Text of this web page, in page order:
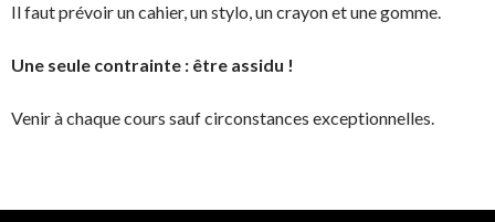
Il faut prévoir un cahier, un stylo, un crayon et une gomme.
Une seule contrainte : être assidu !
Venir à chaque cours sauf circonstances exceptionnelles.